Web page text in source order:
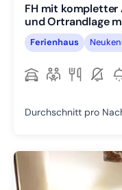
FH mit kompletter
und Ortrandlage
Ferienhaus
Durchschnitt pro